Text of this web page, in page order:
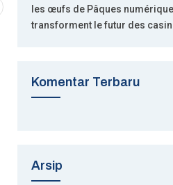
les œufs de Pâques
transforment le futur des
Komentar Terbaru
Arsip